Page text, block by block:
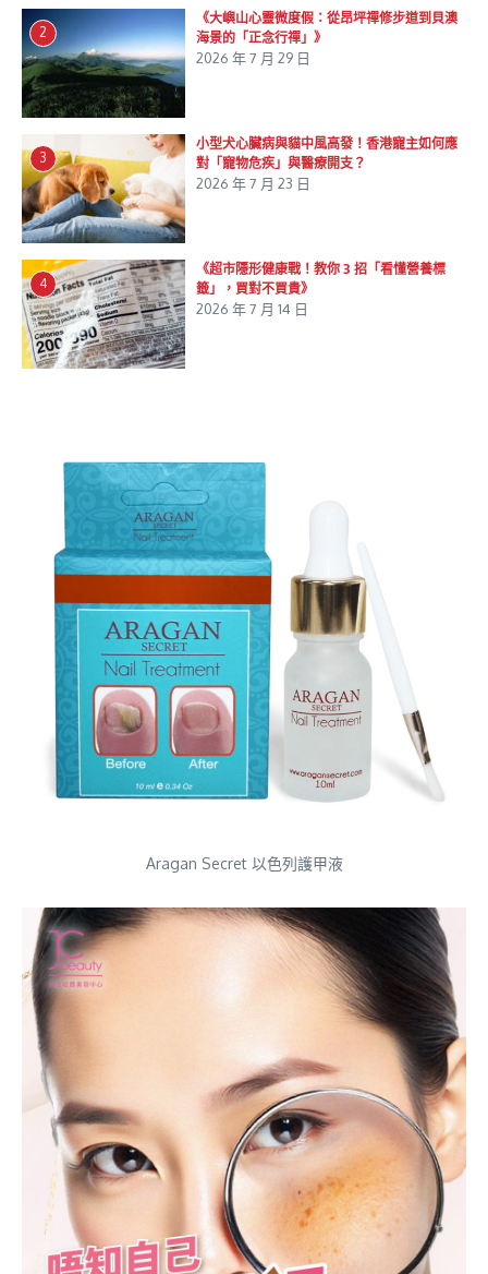
2
《大嶼山心靈微度假：從昂坪禪修步道到貝澳
海景的「正念行禪」》
2026 年 7 月 29 日
3
小型犬心臟病與貓中風高發！香港寵主如何應
對「寵物危疾」與醫療開支？
2026 年 7 月 23 日
4
《超市隱形健康戰！教你 3 招「看懂營養標
籤」，買對不買貴》
2026 年 7 月 14 日
Aragan Secret 以色列護甲液